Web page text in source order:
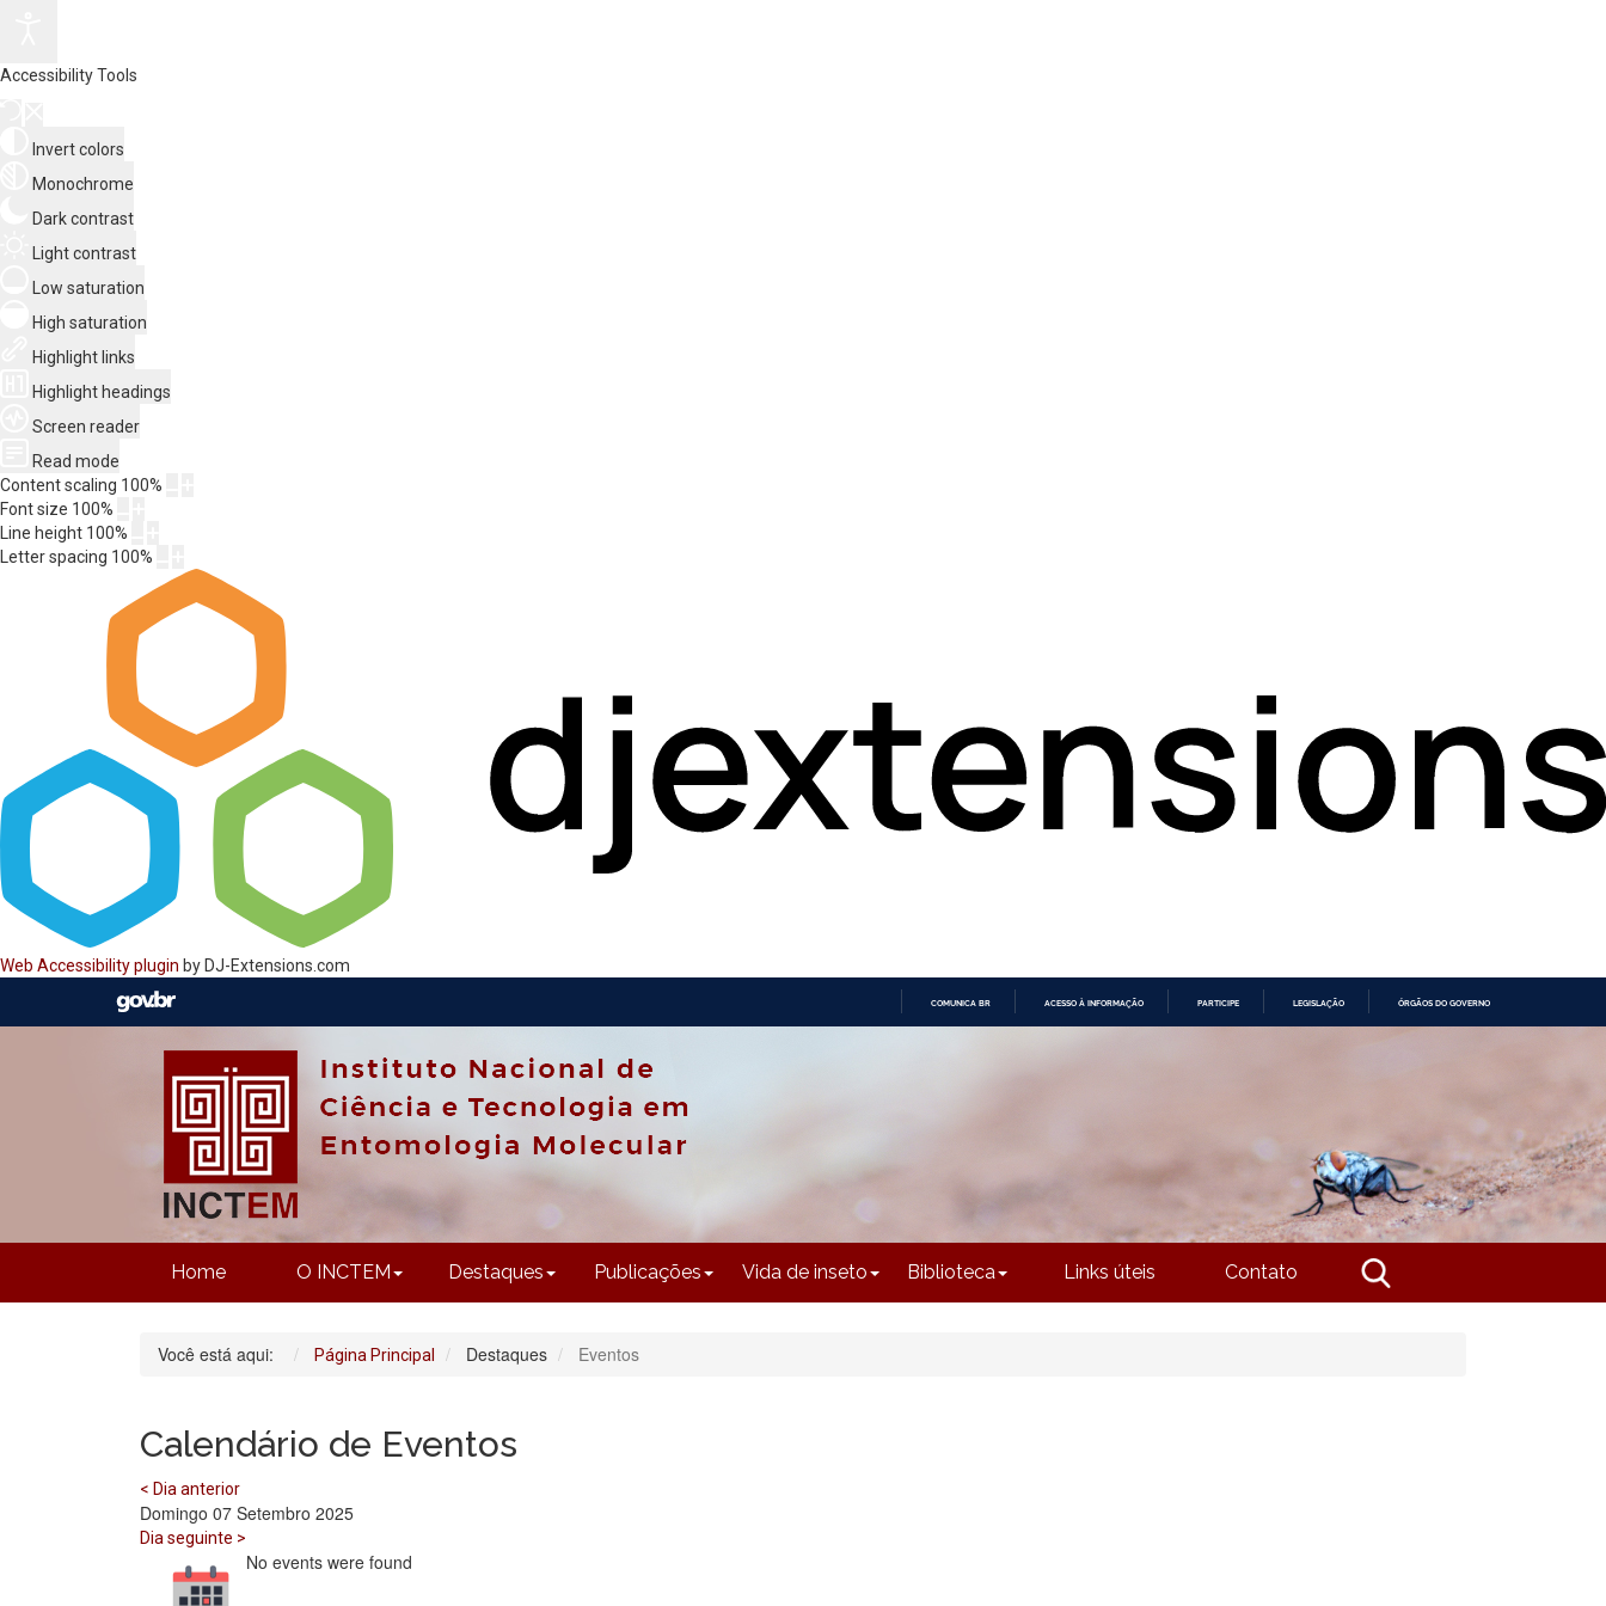
Accessibility Tools
Invert colors
Monochrome
Dark contrast
Light contrast
Low saturation
High saturation
Highlight links
Highlight headings
Screen reader
Read mode
Content scaling 100%
Font size 100%
Line height 100%
Letter spacing 100%
Web Accessibility plugin by DJ-Extensions.com
COMUNICA BR ACESSO À INFORMAÇÃO PARTICIPE LEGISLAÇÃO ÓRGÃOS DO GOVERNO
Home O INCTEM Destaques Publicações Vida de inseto Biblioteca Links úteis Contato
Você está aqui: Página Principal Destaques Eventos
Calendário de Eventos
< Dia anterior
Domingo 07 Setembro 2025
Dia seguinte >
No events were found